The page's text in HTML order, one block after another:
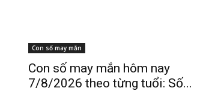
Con số may mắn
Con số may mắn hôm nay
7/8/2026 theo từng tuổi: Số...